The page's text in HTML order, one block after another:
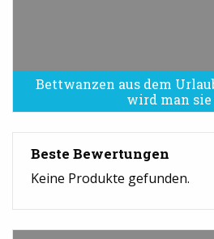
Bettwanzen aus dem
wird man sie
Bettwanzen sind eine
Beste Bewertungen
Keine Produkte gefunden.